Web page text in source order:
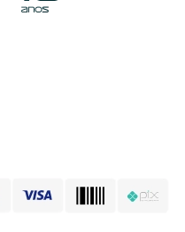
Fale com a LIA